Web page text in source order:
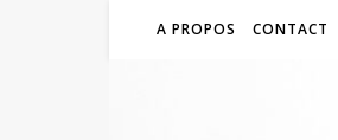
A PROPOS CONTACT